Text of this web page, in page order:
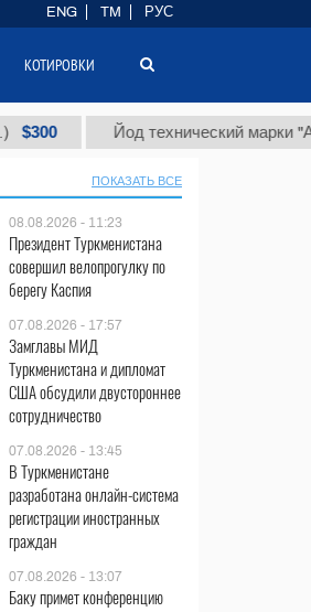
Йод технический марки "А" (т.)
ПОКАЗАТЬ ВСЕ
08.08.2026 - 11:23
Президент Туркменистана
совершил велопрогулку по
берегу Каспия
07.08.2026 - 17:57
Замглавы МИД
Туркменистана и дипломат
США обсудили двустороннее
сотрудничество
07.08.2026 - 13:45
В Туркменистане
разработана онлайн-система
регистрации иностранных
граждан
07.08.2026 - 13:07
Баку примет конференцию
ENG TM РУС
КОТИРОВКИ